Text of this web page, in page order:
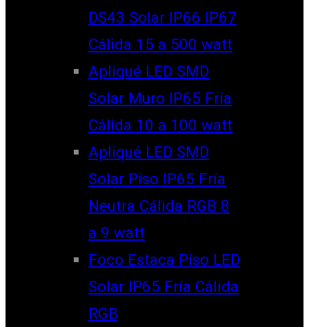
DS43 Solar IP66 IP67
Cálida 15 a 500 watt
Apliqué LED SMD
Solar Muro IP65 Fría
Cálida 10 a 100 watt
Apliqué LED SMD
Solar Piso IP65 Fría
Neutra Cálida RGB 8
a 9 watt
Foco Estaca Piso LED
Solar IP65 Fría Cálida
RGB